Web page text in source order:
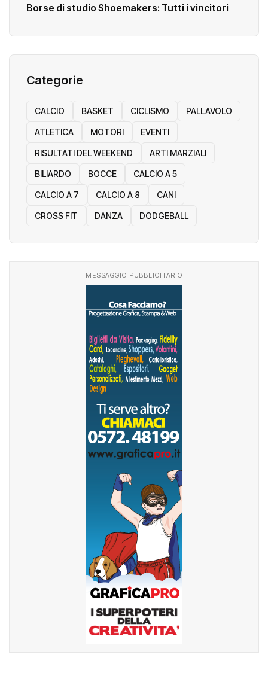
Borse di studio Shoemakers: Tutti i vincitori
Categorie
CALCIO BASKET CICLISMO PALLAVOLO
ATLETICA MOTORI EVENTI
RISULTATI DEL WEEKEND ARTI MARZIALI
BILIARDO BOCCE CALCIO A 5
CALCIO A 7 CALCIO A 8 CANI
CROSS FIT DANZA DODGEBALL
MESSAGGIO PUBBLICITARIO